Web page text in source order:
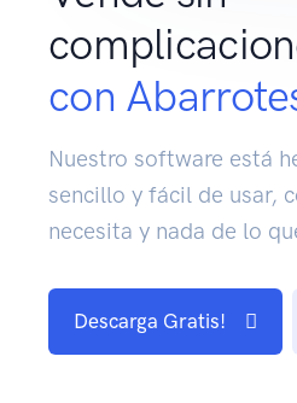
con
Nuestro software está
sencillo y fácil de usar,
necesita y nada de lo
Descarga Gratis!